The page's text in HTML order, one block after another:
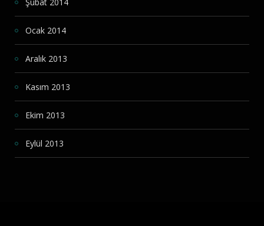
Ocak 2014
Aralık 2013
Kasım 2013
Ekim 2013
Eylül 2013